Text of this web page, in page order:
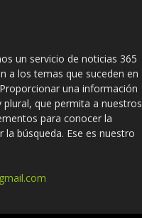
un servicio de noticias 365
a los temas que suceden en
una información
que permita a nuestros
para conocer la
búsqueda. Ese es nuestro